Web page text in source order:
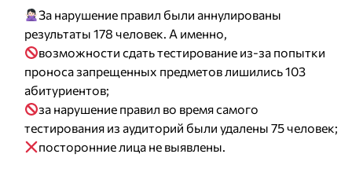
За нарушение правил были аннулированы
результаты 178 человек. А именно,
возможности сдать тестирование из-за попытки
проноса запрещенных предметов лишились 103
абитуриентов;
за нарушение правил во время самого
тестирования из аудиторий были удалены 75 человек;
посторонние лица не выявлены.